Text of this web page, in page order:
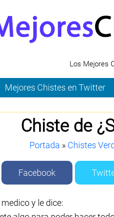
Los Mejores
Mejores Chistes en Twitter
Chiste de
Portada » Chistes
Facebook
y le dice: